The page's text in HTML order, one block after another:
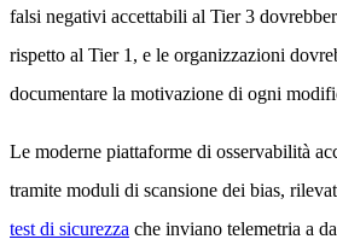
falsi negativi accettabili al Tier 3
rispetto al Tier 1, e le organizzazioni
documentare la motivazione di ogni
Le moderne piattaforme di osservabilità
tramite moduli di scansione dei bias,
test di sicurezza che inviano telemetria a